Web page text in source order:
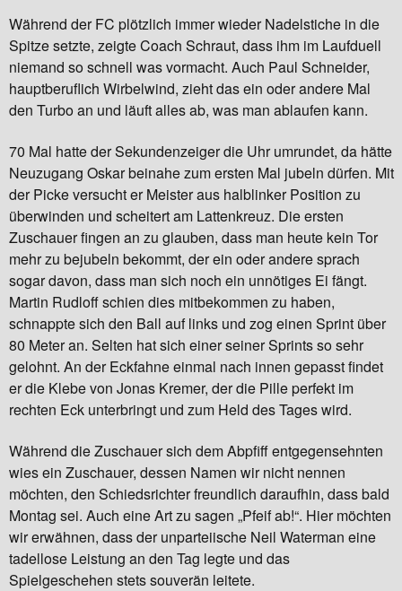
Während der FC plötzlich immer wieder Nadelstiche in die
Spitze setzte, zeigte Coach Schraut, dass ihm im Laufduell
niemand so schnell was vormacht. Auch Paul Schneider,
hauptberuflich Wirbelwind, zieht das ein oder andere Mal
den Turbo an und läuft alles ab, was man ablaufen kann.
70 Mal hatte der Sekundenzeiger die Uhr umrundet, da hätte
Neuzugang Oskar beinahe zum ersten Mal jubeln dürfen. Mit
der Picke versucht er Meister aus halblinker Position zu
überwinden und scheitert am Lattenkreuz. Die ersten
Zuschauer fingen an zu glauben, dass man heute kein Tor
mehr zu bejubeln bekommt, der ein oder andere sprach
sogar davon, dass man sich noch ein unnötiges Ei fängt.
Martin Rudloff schien dies mitbekommen zu haben,
schnappte sich den Ball auf links und zog einen Sprint über
80 Meter an. Selten hat sich einer seiner Sprints so sehr
gelohnt. An der Eckfahne einmal nach innen gepasst findet
er die Klebe von Jonas Kremer, der die Pille perfekt im
rechten Eck unterbringt und zum Held des Tages wird.
Während die Zuschauer sich dem Abpfiff entgegensehnten
wies ein Zuschauer, dessen Namen wir nicht nennen
möchten, den Schiedsrichter freundlich daraufhin, dass bald
Montag sei. Auch eine Art zu sagen „Pfeif ab!“. Hier möchten
wir erwähnen, dass der unparteiische Neil Waterman eine
tadellose Leistung an den Tag legte und das
Spielgeschehen stets souverän leitete.